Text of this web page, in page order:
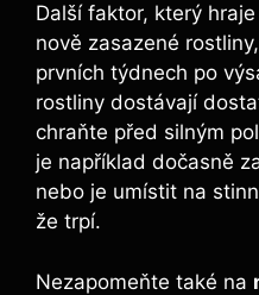
Další faktor, který
nově zasazené
prvních týdnech po
rostliny dostávají
chraňte před silným
je například dočasně
nebo je umístit na
že trpí.
Nezapomeňte také na